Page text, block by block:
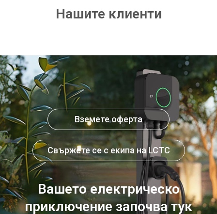
Нашите клиенти
Вземете оферта
Свържете се с екипа на LCTC
Вашето електрическо
приключение започва тук